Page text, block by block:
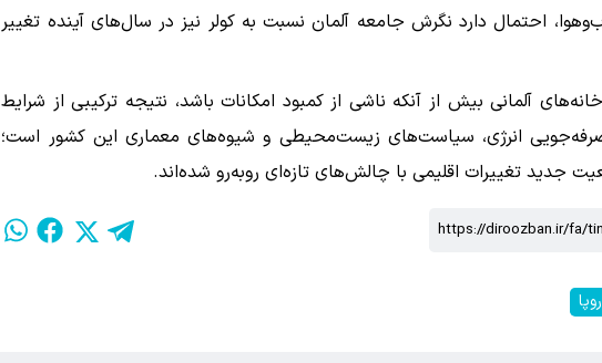
احتمال دارد نگرش جامعه آلمان نسبت به کولر نیز در سال‌های آینده تغییر
آلمانی بیش از آنکه ناشی از کمبود امکانات باشد، نتیجه ترکیبی از شرایط
انرژی، سیاست‌های زیست‌محیطی و شیوه‌های معماری این کشور است؛
جدید تغییرات اقلیمی با چالش‌های تازه‌ای روبه‌رو شده‌اند.